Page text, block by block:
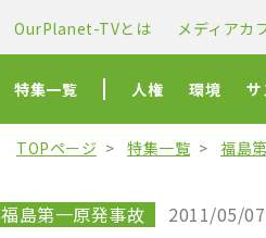
OurPlanet-TVとは メディアカ
特集一覧 人権 環境 サ
TOPページ 特集一覧 福島
福島第一原発事故 2011/05/